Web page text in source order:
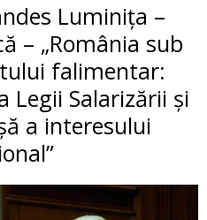
Luminița –
– „România sub
falimentar:
Legii Salarizării și
a interesului